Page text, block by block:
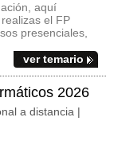
aquí
el FP
presenciales,
ver temario
2026
a distancia |